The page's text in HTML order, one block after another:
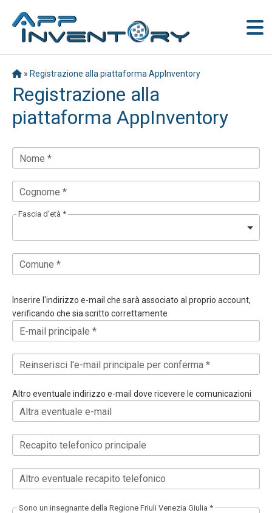
» Registrazione alla piattaforma AppInventory
Registrazione alla
piattaforma AppInventory
Nome *
Cognome *
Fascia d'età *
Comune *
Inserire l'indirizzo e-mail che sarà associato al proprio account,
verificando che sia scritto correttamente
E-mail principale *
Reinserisci l'e-mail principale per conferma *
Altro eventuale indirizzo e-mail dove ricevere le comunicazioni
Altra eventuale e-mail
Recapito telefonico principale
Altro eventuale recapito telefonico
Sono un insegnante della Regione Friuli Venezia Giulia *